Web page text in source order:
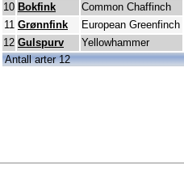
10 Bokfink Common Chaffinch
11 Grønnfink European Greenfinch
12 Gulspurv Yellowhammer
Antall arter 12